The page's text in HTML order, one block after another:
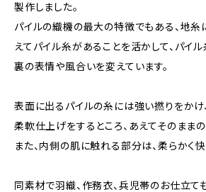
製作しました。
パイルの織機の最大の特徴でもある、地糸
えてパイル糸があることを活かして、パイ
裏の表情や風合いを変えています。
表面に出るパイルの糸には強い撚りをか
柔軟仕上げをするところ、あえてそのまま
また、内側の肌に触れる部分は、柔らかく
同素材で羽織、作務衣、兵児帯のお仕立て